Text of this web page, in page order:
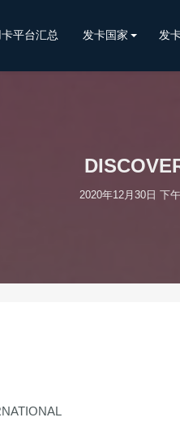
平台汇总 发卡国家 发
2020年12月30日 下